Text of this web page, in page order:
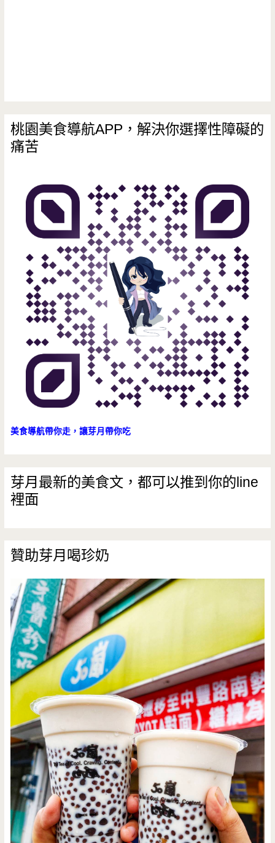
桃園美食導航APP，解決你選擇性障礙的
痛苦
美食導航帶你走，讓芽月帶你吃
芽月最新的美食文，都可以推到你的line
裡面
贊助芽月喝珍奶